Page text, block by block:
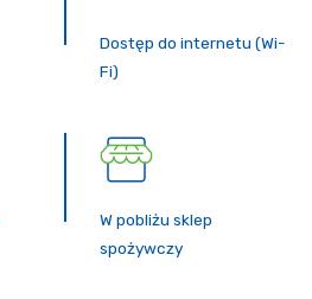
Dostęp do internetu (Wi-
Fi)
W pobliżu sklep
spożywczy